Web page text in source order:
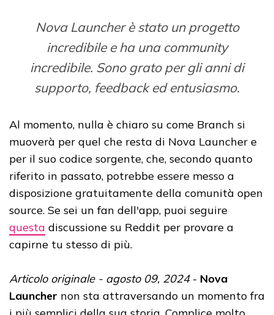
Nova Launcher è stato un progetto
incredibile e ha una community
incredibile. Sono grato per gli anni di
supporto, feedback ed entusiasmo.
Al momento, nulla è chiaro su come Branch si
muoverà per quel che resta di Nova Launcher e
per il suo codice sorgente, che, secondo quanto
riferito in passato, potrebbe essere messo a
disposizione gratuitamente della comunità open
source. Se sei un fan dell'app, puoi seguire
questa discussione su Reddit per provare a
capirne tu stesso di più.
Articolo originale - agosto 09, 2024- Nova
Launcher non sta attraversando un momento fra